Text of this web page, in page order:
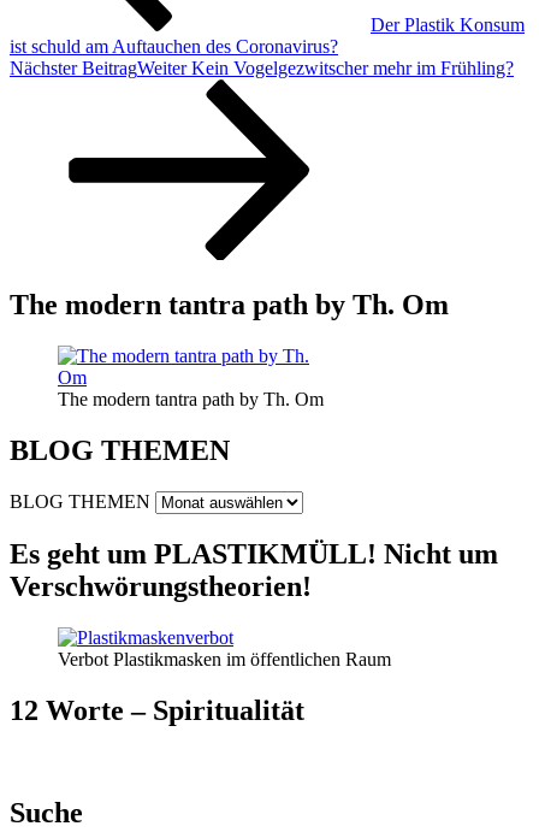
Der Plastik Konsum
ist schuld am Auftauchen des Coronavirus?
Nächster BeitragWeiter Kein Vogelgezwitscher mehr im Frühling?
The modern tantra path by Th. Om
The modern tantra path by Th. Om
BLOG THEMEN
BLOG THEMEN
Es geht um PLASTIKMÜLL! Nicht um
Verschwörungstheorien!
Verbot Plastikmasken im öffentlichen Raum
12 Worte – Spiritualität
Suche